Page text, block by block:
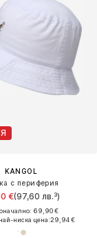
KANGOL
с периферия
€(97,60 лв.³)
69,90 €
ниска цена:29,94 €